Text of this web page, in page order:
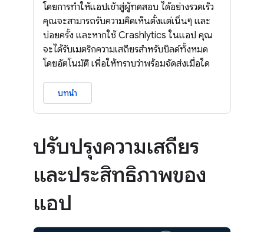
โดยการทำให้แอปเข้าสู่ผู้ทดสอบ ได้อย่างรวดเร็ว
คุณจะสามารถรับความคิดเห็นตั้งแต่เนิ่นๆ และ
บ่อยครั้ง และหากใช้ Crashlytics ในแอป คุณ
จะได้รับเมตริกความเสถียรสำหรับบิลด์ทั้งหมด
โดยอัตโนมัติ เพื่อให้ทราบว่าพร้อมจัดส่งเมื่อใด
บทนำ
ปรับปรุงความเสถียร
และประสิทธิภาพของ
แอป